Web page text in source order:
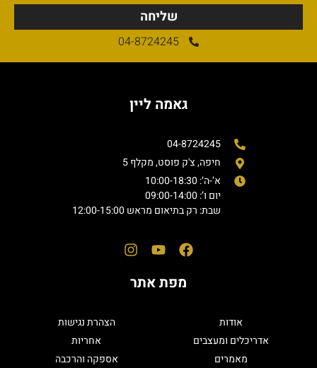
שליחה
04-8724245
גאמה ליין
04-8724245
חיפה, צ'ק פוסט, מקלף 5
א’-ה’: 10:00-18:30
יום ו’: 09:00-14:00
שבת: רק בתיאום מראש 12:00-15:00
מפת אתר
אודות
אדריכלים ומעצבים
מאמרים
הצהרת נגישות
אחריות
אספקה והרכבה